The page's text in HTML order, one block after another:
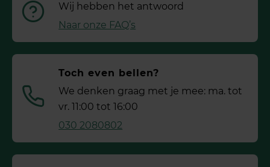
Wij hebben het antwoord
Naar onze FAQ’s
Toch even bellen?
We denken graag met je mee: ma. tot
vr. 11:00 tot 16:00
030 2080802